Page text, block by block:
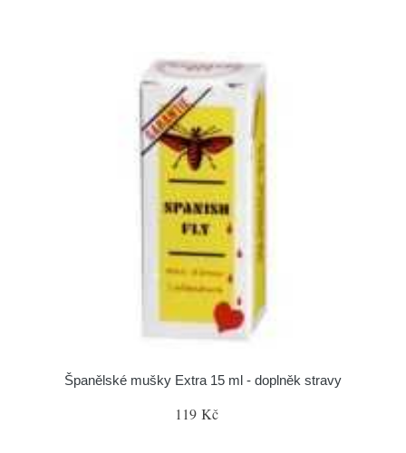
Španělské mušky Extra 15 ml - doplněk stravy
119 Kč